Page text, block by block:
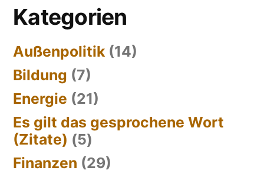
Kategorien
Außenpolitik (14)
Bildung (7)
Energie (21)
Es gilt das gesprochene Wort
(Zitate) (5)
Finanzen (29)